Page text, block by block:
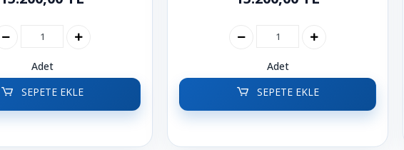
Adet
SEPETE EKLE
Adet
SEPETE EKLE